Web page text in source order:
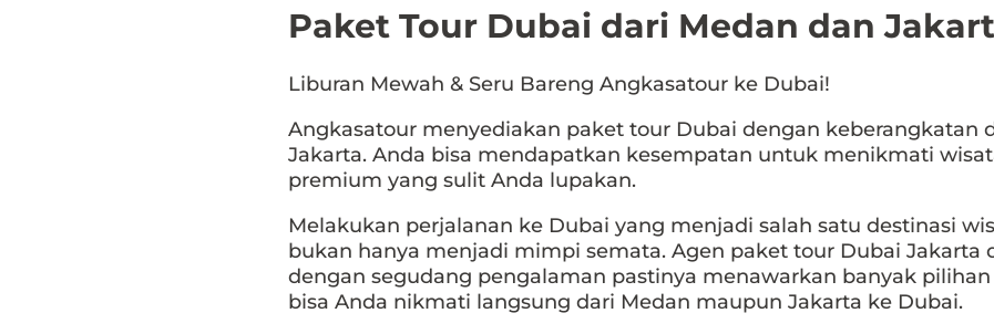
Paket Tour Dubai dari Medan dan
Liburan Mewah & Seru Bareng Angkasatour ke Dubai!
Angkasatour menyediakan paket tour Dubai dengan keberangkatan
Jakarta. Anda bisa mendapatkan kesempatan untuk menikmati
premium yang sulit Anda lupakan.
Melakukan perjalanan ke Dubai yang menjadi salah satu destinasi
bukan hanya menjadi mimpi semata. Agen paket tour Dubai Jakarta
dengan segudang pengalaman pastinya menawarkan banyak
bisa Anda nikmati langsung dari Medan maupun Jakarta ke Dubai.